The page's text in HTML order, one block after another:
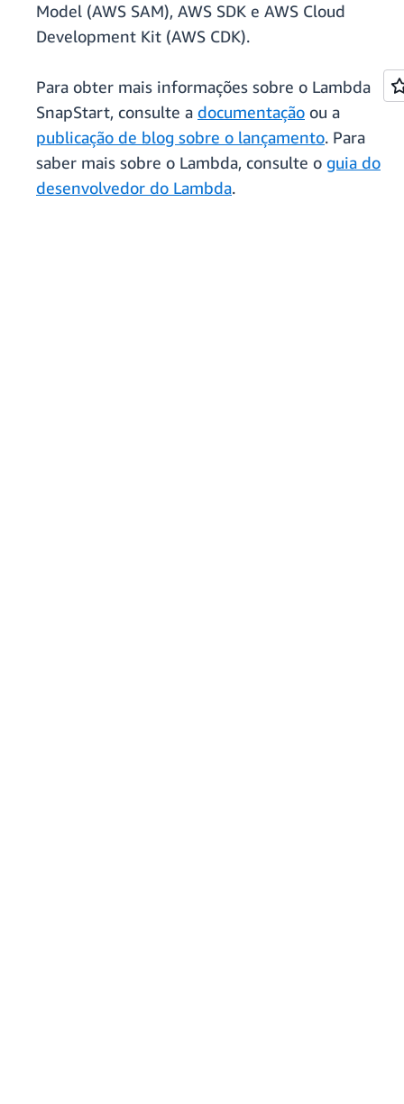
Model (AWS SAM), AWS SDK e AWS Cloud
Development Kit (AWS CDK).
Para obter mais informações sobre o Lambda
SnapStart, consulte a documentação ou a
publicação de blog sobre o lançamento. Para
saber mais sobre o Lambda, consulte o guia do
desenvolvedor do Lambda.